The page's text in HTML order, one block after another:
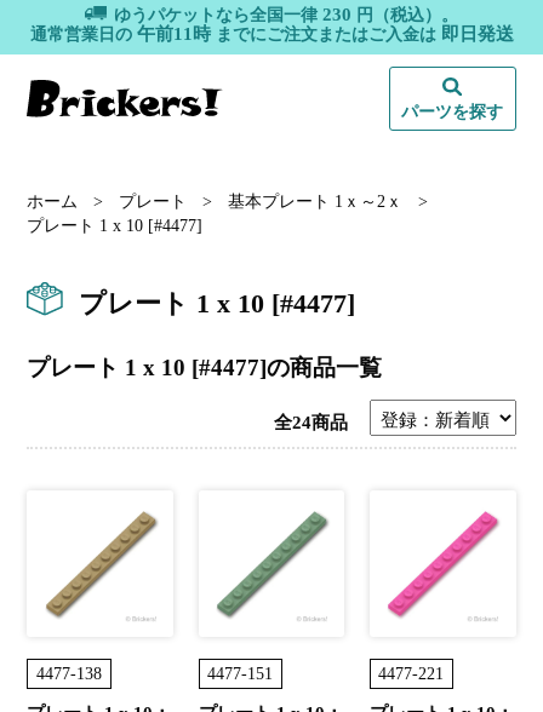
ゆうパケットなら全国一律 230 円（税込）。
通常営業日の 午前11時 までにご注文またはご入金は 即日発送
パーツを探す
ホーム > プレート > 基本プレート 1ｘ～2ｘ
>
プレート 1 x 10 [#4477]
プレート 1 x 10 [#4477]
プレート 1 x 10 [#4477]の商品一覧
全24商品
4477-138 4477-151 4477-221